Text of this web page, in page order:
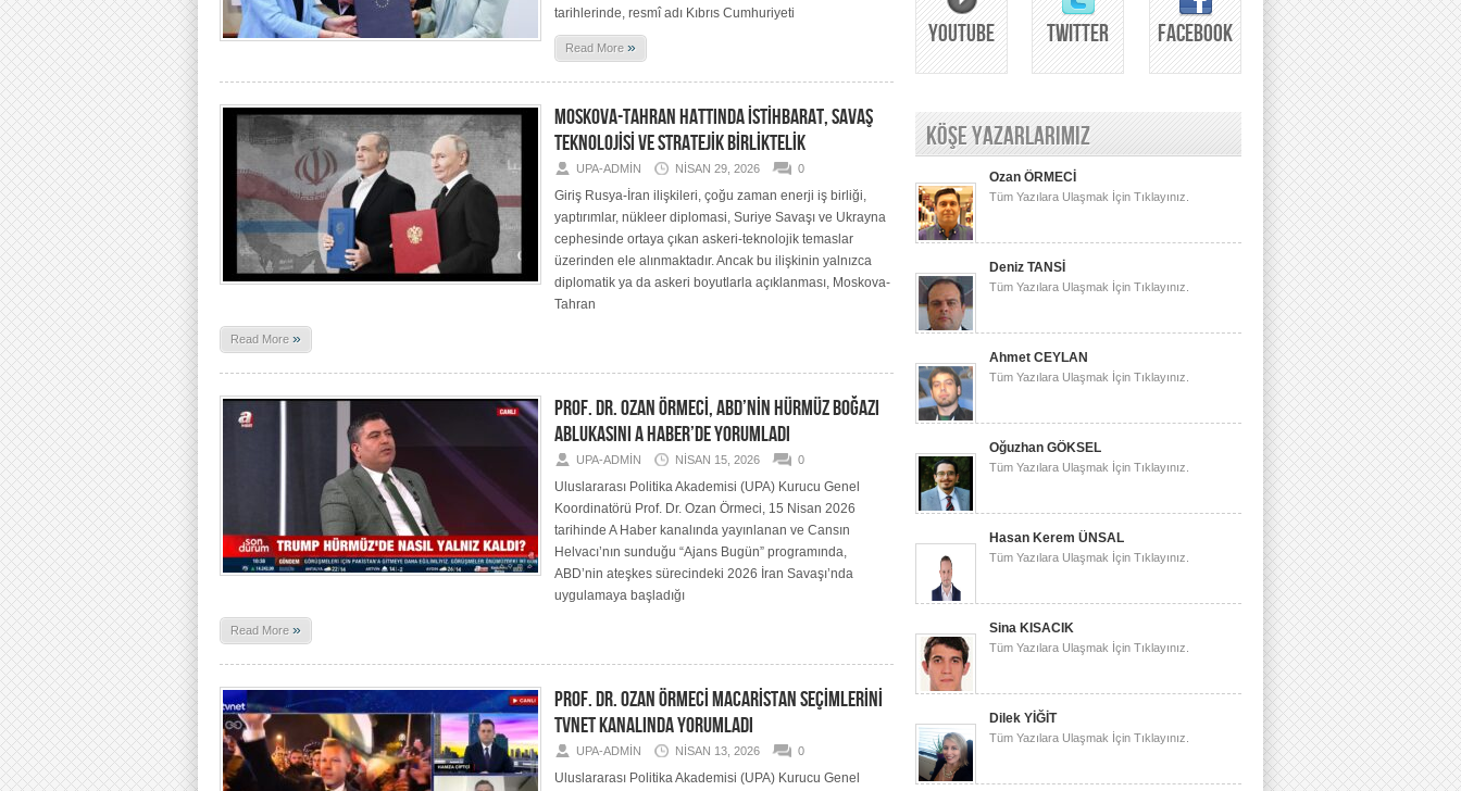
tarihlerinde, resmî adı Kıbrıs Cumhuriyeti
Read More »
MOSKOVA-TAHRAN HATTINDA İSTİHBARAT, SAVAŞ
TEKNOLOJİSİ VE STRATEJİK BİRLİKTELİK
UPA-ADMIN NISAN 29, 2026 0
Giriş Rusya-İran ilişkileri, çoğu zaman enerji iş birliği,
yaptırımlar, nükleer diplomasi, Suriye Savaşı ve Ukrayna
cephesinde ortaya çıkan askeri-teknolojik temaslar
üzerinden ele alınmaktadır. Ancak bu ilişkinin yalnızca
diplomatik ya da askeri boyutlarla açıklanması, Moskova-
Tahran
Read More »
PROF. DR. OZAN ÖRMECİ, ABD’NİN HÜRMÜZ BOĞAZI
ABLUKASINI A HABER’DE YORUMLADI
UPA-ADMIN NISAN 15, 2026 0
Uluslararası Politika Akademisi (UPA) Kurucu Genel
Koordinatörü Prof. Dr. Ozan Örmeci, 15 Nisan 2026
tarihinde A Haber kanalında yayınlanan ve Cansın
Helvacı’nın sunduğu “Ajans Bugün” programında,
ABD’nin ateşkes sürecindeki 2026 İran Savaşı’nda
uygulamaya başladığı
Read More »
PROF. DR. OZAN ÖRMECİ MACARİSTAN SEÇİMLERİNİ
TVNET KANALINDA YORUMLADI
UPA-ADMIN NISAN 13, 2026 0
Uluslararası Politika Akademisi (UPA) Kurucu Genel
YOUTUBE TWITTER FACEBOOK
KÖŞE YAZARLARIMIZ
Ozan ÖRMECİ
Tüm Yazılara Ulaşmak İçin Tıklayınız.
Deniz TANSİ
Tüm Yazılara Ulaşmak İçin Tıklayınız.
Ahmet CEYLAN
Tüm Yazılara Ulaşmak İçin Tıklayınız.
Oğuzhan GÖKSEL
Tüm Yazılara Ulaşmak İçin Tıklayınız.
Hasan Kerem ÜNSAL
Tüm Yazılara Ulaşmak İçin Tıklayınız.
Sina KISACIK
Tüm Yazılara Ulaşmak İçin Tıklayınız.
Dilek YİĞİT
Tüm Yazılara Ulaşmak İçin Tıklayınız.